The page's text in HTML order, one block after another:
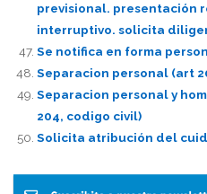
previsional. presentación
interruptivo. solicita
Se notifica en forma
Separacion personal (art
Separacion personal y
204, codigo civil)
Solicita atribución del